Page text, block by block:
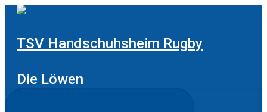
Zum
TSV Handschuhsheim Rugby
Die Löwen